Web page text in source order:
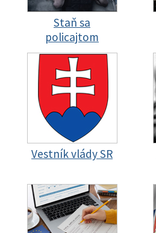
Staň sa
policajtom
Vestník vlády SR